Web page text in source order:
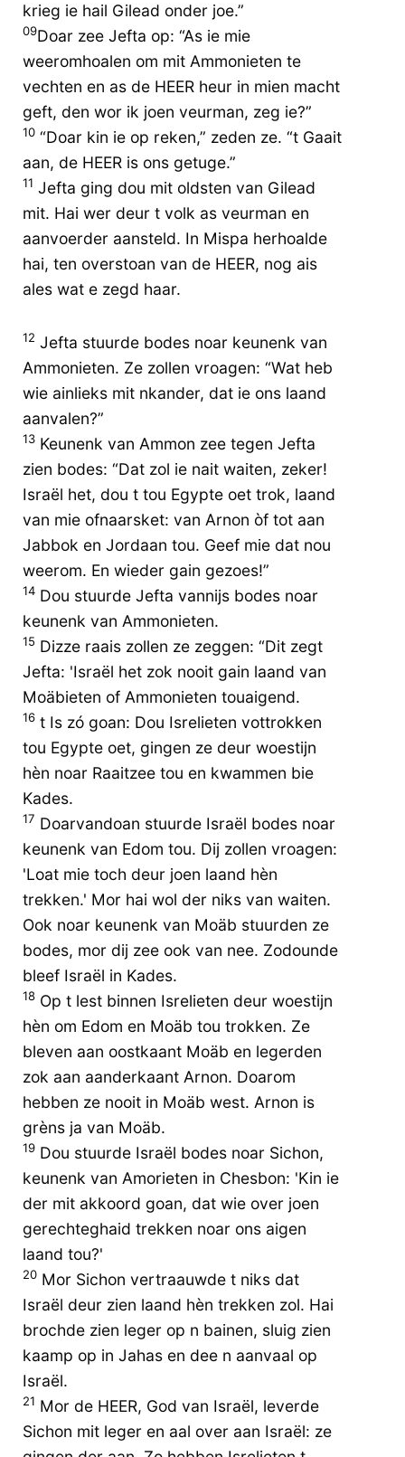
krieg ie hail Gilead onder joe.”
09Doar zee Jefta op: “As ie mie
weeromhoalen om mit Ammonieten te
vechten en as de HEER heur in mien macht
geft, den wor ik joen veurman, zeg ie?”
10 “Doar kin ie op reken,” zeden ze. “t Gaait
aan, de HEER is ons getuge.”
11 Jefta ging dou mit oldsten van Gilead
mit. Hai wer deur t volk as veurman en
aanvoerder aansteld. In Mispa herhoalde
hai, ten overstoan van de HEER, nog ais
ales wat e zegd haar.
12 Jefta stuurde bodes noar keunenk van
Ammonieten. Ze zollen vroagen: “Wat heb
wie ainlieks mit nkander, dat ie ons laand
aanvalen?”
13 Keunenk van Ammon zee tegen Jefta
zien bodes: “Dat zol ie nait waiten, zeker!
Israël het, dou t tou Egypte oet trok, laand
van mie ofnaarsket: van Arnon òf tot aan
Jabbok en Jordaan tou. Geef mie dat nou
weerom. En wieder gain gezoes!”
14 Dou stuurde Jefta vannijs bodes noar
keunenk van Ammonieten.
15 Dizze raais zollen ze zeggen: “Dit zegt
Jefta: 'Israël het zok nooit gain laand van
Moäbieten of Ammonieten touaigend.
16 t Is zó goan: Dou Isrelieten vottrokken
tou Egypte oet, gingen ze deur woestijn
hèn noar Raaitzee tou en kwammen bie
Kades.
17 Doarvandoan stuurde Israël bodes noar
keunenk van Edom tou. Dij zollen vroagen:
'Loat mie toch deur joen laand hèn
trekken.' Mor hai wol der niks van waiten.
Ook noar keunenk van Moäb stuurden ze
bodes, mor dij zee ook van nee. Zodounde
bleef Israël in Kades.
18 Op t lest binnen Isrelieten deur woestijn
hèn om Edom en Moäb tou trokken. Ze
bleven aan oostkaant Moäb en legerden
zok aan aanderkaant Arnon. Doarom
hebben ze nooit in Moäb west. Arnon is
grèns ja van Moäb.
19 Dou stuurde Israël bodes noar Sichon,
keunenk van Amorieten in Chesbon: 'Kin ie
der mit akkoord goan, dat wie over joen
gerechteghaid trekken noar ons aigen
laand tou?'
20 Mor Sichon vertraauwde t niks dat
Israël deur zien laand hèn trekken zol. Hai
brochde zien leger op n bainen, sluig zien
kaamp op in Jahas en dee n aanvaal op
Israël.
21 Mor de HEER, God van Israël, leverde
Sichon mit leger en aal over aan Israël: ze